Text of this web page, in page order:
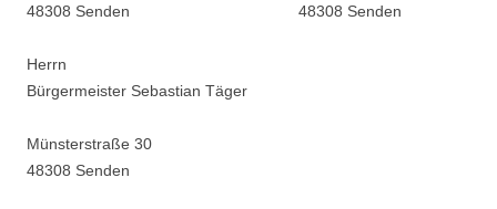
48308 Senden 48308 Senden
Herrn
Bürgermeister Sebastian Täger
Münsterstraße 30
48308 Senden